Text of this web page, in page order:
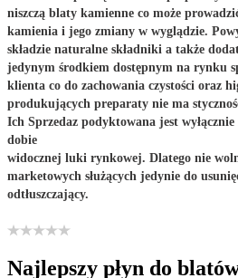
niszczą blaty kamienne co może
kamienia i jego zmiany w wyglądzie.
składzie naturalne składniki a także
jedynym środkiem dostępnym na rynku
klienta co do zachowania czystości oraz
produkujących preparaty nie ma
Ich Sprzedaz podyktowana jest
dobie
widocznej luki rynkowej. Dlatego nie
marketowych służących jedynie do
odtłuszczający.
Najlepszy płyn do